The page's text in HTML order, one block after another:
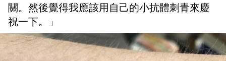
關。然後覺得我應該用自己的小抗體刺青來慶
祝一下。」